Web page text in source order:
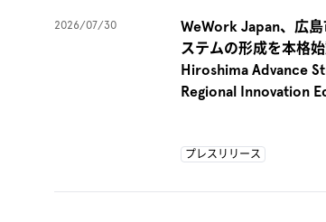
2026/07/30
WeWork Japan、広
ステムの形成を本格
Hiroshima Advance
Regional Innovation
プレスリリース